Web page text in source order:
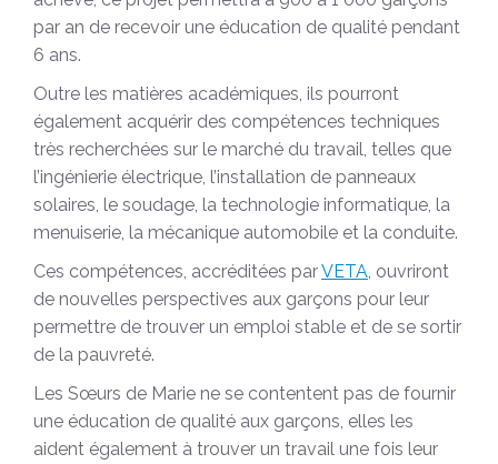
par an de recevoir une éducation de qualité pendant
6 ans.
Outre les matières académiques, ils pourront
également acquérir des compétences techniques
très recherchées sur le marché du travail, telles que
l’ingénierie électrique, l’installation de panneaux
solaires, le soudage, la technologie informatique, la
menuiserie, la mécanique automobile et la conduite.
Ces compétences, accréditées parVETA , ouvriront
de nouvelles perspectives aux garçons pour leur
permettre de trouver un emploi stable et de se sortir
de la pauvreté.
Les Sœurs de Marie ne se contentent pas de fournir
une éducation de qualité aux garçons, elles les
aident également à trouver un travail une fois leur